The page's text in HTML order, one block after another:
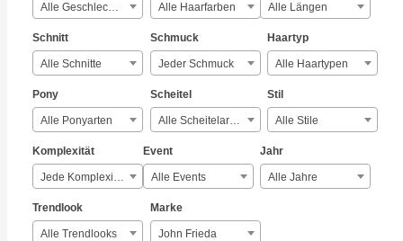
Alle Geschlechter Alle Haarfarben Alle Längen
Schnitt
Alle Schnitte
Schmuck
Jeder Schmuck
Haartyp
Alle Haartypen
Pony
Alle Ponyarten
Scheitel
Alle Scheitelarten
Stil
Alle Stile
Komplexität
Jede Komplexität
Event
Alle Events
Jahr
Alle Jahre
Trendlook
Alle Trendlooks
Marke
John Frieda